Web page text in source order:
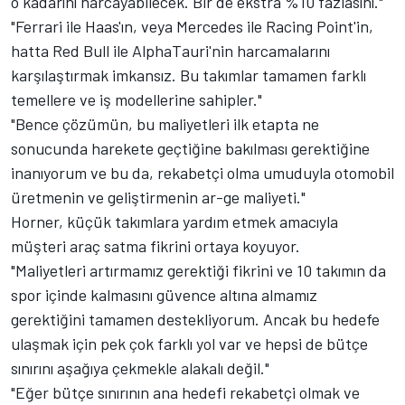
"Ferrari ile Haas'ın, veya Mercedes ile Racing Point'in,
hatta Red Bull ile AlphaTauri'nin harcamalarını
karşılaştırmak imkansız. Bu takımlar tamamen farklı
temellere ve iş modellerine sahipler."
"Bence çözümün, bu maliyetleri ilk etapta ne
sonucunda harekete geçtiğine bakılması gerektiğine
inanıyorum ve bu da, rekabetçi olma umuduyla otomobil
üretmenin ve geliştirmenin ar-ge maliyeti."
Horner, küçük takımlara yardım etmek amacıyla
müşteri araç satma fikrini ortaya koyuyor.
"Maliyetleri artırmamız gerektiği fikrini ve 10 takımın da
spor içinde kalmasını güvence altına almamız
gerektiğini tamamen destekliyorum. Ancak bu hedefe
ulaşmak için pek çok farklı yol var ve hepsi de bütçe
sınırını aşağıya çekmekle alakalı değil."
"Eğer bütçe sınırının ana hedefi rekabetçi olmak ve